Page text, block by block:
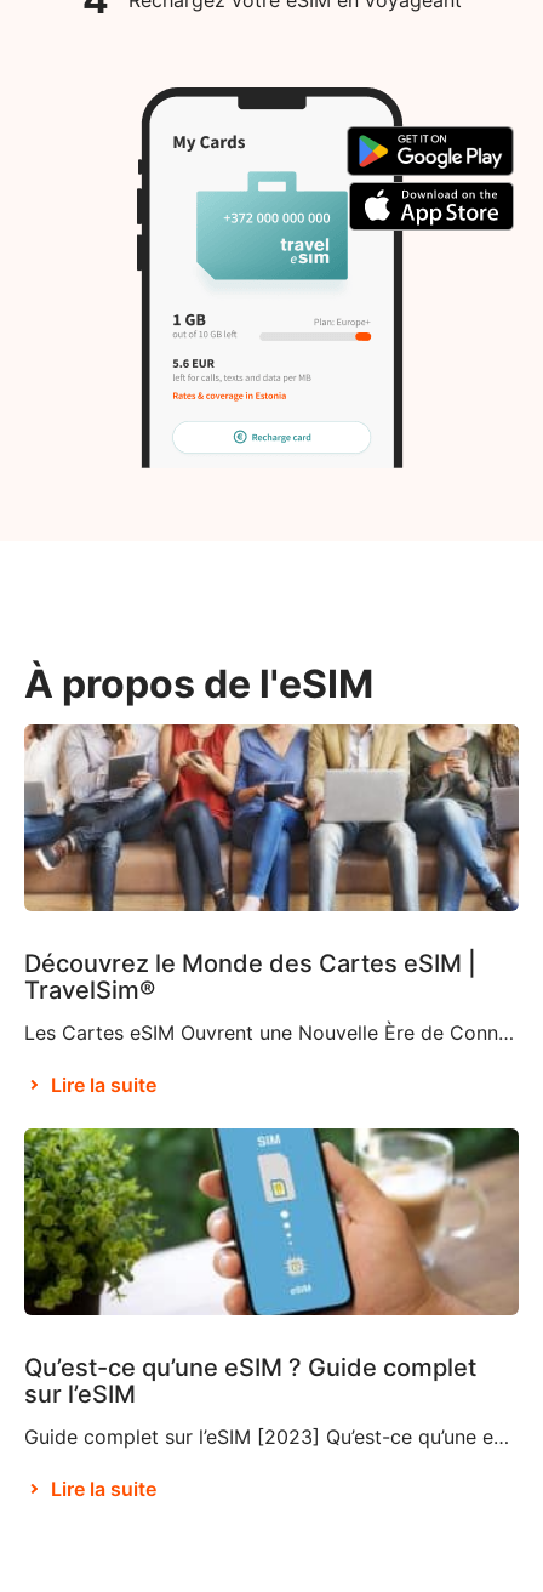
À propos de l'eSIM
Découvrez le Monde des Cartes eSIM |
TravelSim®
Les Cartes eSIM Ouvrent une Nouvelle Ère de Connectivité Selon Brian X. Chen, journaliste du New York Times spécialisé dans les technologies grand public, bientôt « la carte SIM physique n’existera plus« . C’est en partie grâce à la décision d’Apple de supprimer le support de carte SIM de l’iPhone 14, ce qui en fait le premier […]
Lire la suite
Qu’est-ce qu’une eSIM ? Guide complet
sur l’eSIM
Guide complet sur l’eSIM [2023] Qu’est-ce qu’une eSIM ? Si vous ne connaissez pas cette technologie relativement nouvelle, vous vous demandez ce qu’est une eSIM et si vous devriez choisir cette option pour vos déplacements et vos voyages. Une eSIM, également connue sous le nom de SIM intégrée ou SIM électronique, est un composant qui […]
Lire la suite